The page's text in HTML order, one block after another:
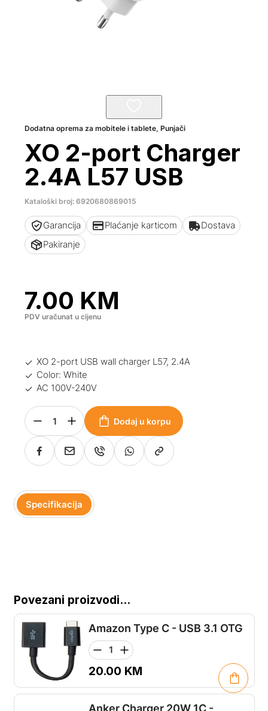
Dodatna oprema za mobitele i tablete,Punjači
XO 2-port Charger
2.4A L57 USB
Kataloški broj: 6920680869015
Garancija Plaćanje karticom
Dostava
Pakiranje
7.00 KM
PDV uračunat u cijenu
XO 2-port USB wall charger L57, 2.4A
Color: White
AC 100V-240V
Dodaj u korpu
Specifikacija
Povezani proizvodi...
Amazon Type C - USB 3.1 OTG
20.00 KM
Anker Charger 20W 1C -